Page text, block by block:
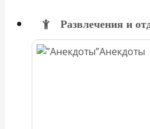
Развлечения и
Анекдоты